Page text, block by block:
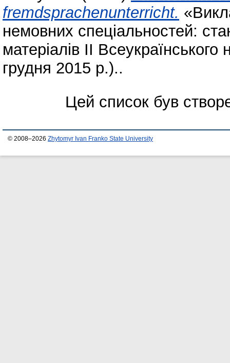
fremdsprachenunterricht.
немовних спеціальностей:
матеріалів ІІ
грудня 2015 р.)..
Цей список був
© 2008–2026 Zhytomyr Ivan Franko State University